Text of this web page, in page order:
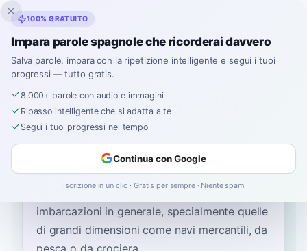
Inklingo
Home› Spagnolo›Italian
Come si dice "navi" in
spagnolo
La parola spagnola più comune per“navi”è
usa "barcos" per riferirti a
imbarcazioni in generale, specialmente quelle
di grandi dimensioni come navi mercantili, da
100% GRATUITO
Impara parole spagnole che ricorderai davvero
Salva parole, impara con la ripetizione intelligente e segui i tuoi
progressi — tutto gratis.
8.000+ parole con audio e immagini
Ripasso intelligente che si adatta a te
Segui i tuoi progressi nel tempo
Continua con Google
Iscrizione in un clic · Gratis per sempre · Niente spam